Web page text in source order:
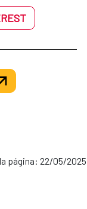
página: 22/05/2025